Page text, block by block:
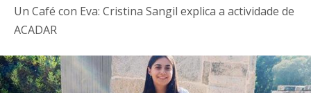
Un Café con Eva: Cristina Sangil explica a actividade de
ACADAR